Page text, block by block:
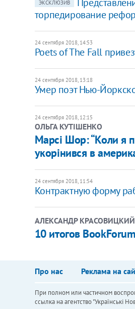
ЭКСКЛЮЗИВ
торпедирование
24 сентября 2018, 14:53
Poets of The Fall
24 сентября 2018, 13:18
Умер поэт Нью-
24 сентября 2018, 12:15
ОЛЬГА КУТІШЕНКО
​Марсі Шор: “Коли я
укорінився в
24 сентября 2018, 11:54
Контрактную форму
АЛЕКСАНДР КРАСОВИЦКИЙ
10 итогов
Про нас Реклама на
При полном или частичном
ссылка на агентство "Українськi